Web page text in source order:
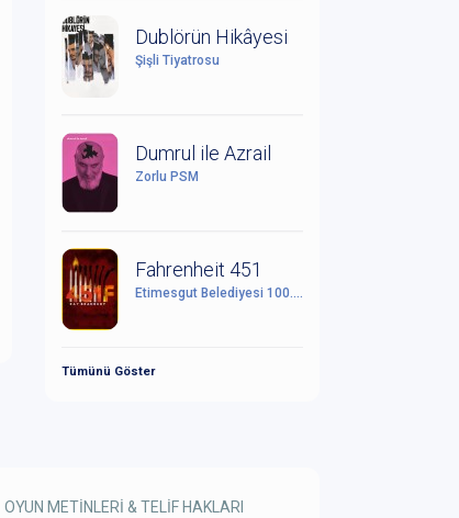
Dublörün Hikâyesi
Şişli Tiyatrosu
Dumrul ile Azrail
Zorlu PSM
Fahrenheit 451
Etimesgut Belediyesi 100. Yıl Cumhuriyet Kültür Sanat Merkezi
Tümünü Göster
OYUN METİNLERİ & TELİF HAKLARI